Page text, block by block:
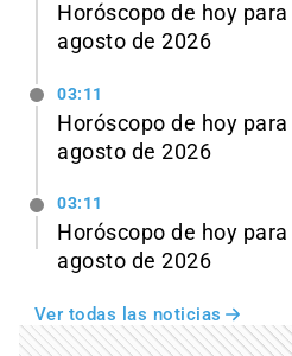
Horóscopo de hoy
agosto de 2026
03:11
Horóscopo de hoy
agosto de 2026
03:11
Horóscopo de hoy
agosto de 2026
Ver todas las noticias